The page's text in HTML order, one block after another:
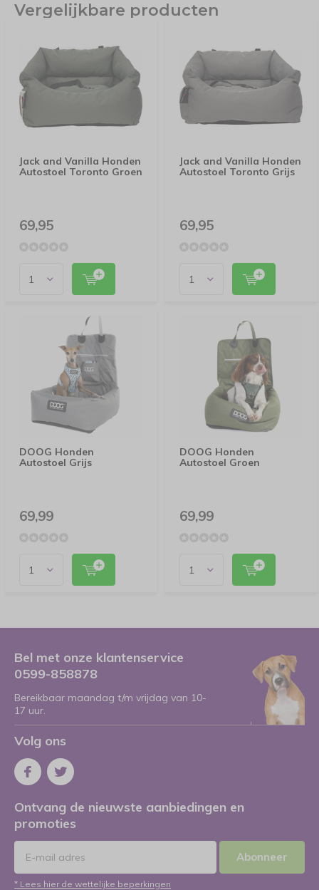
Vergelijkbare producten
Jack and Vanilla Honden
Autostoel Toronto Groen
69,95
Jack and Vanilla Honden
Autostoel Toronto Grijs
69,95
DOOG Honden
Autostoel Grijs
69,99
DOOG Honden
Autostoel Groen
69,99
Bel met onze klantenservice
0599-858878
Bereikbaar maandag t/m vrijdag van 10-
17 uur.
Volg ons
Ontvang de nieuwste aanbiedingen en
promoties
Abonneer
* Lees hier de wettelijke beperkingen